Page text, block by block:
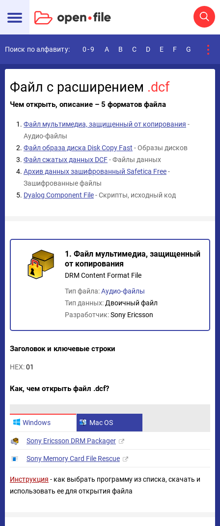
Поиск по алфавиту: 0-9 A B C D E F G
Файл с расширением .dcf
Чем открыть, описание – 5 форматов файла
Файл мультимедиа, защищенный от копирования -
Аудио-файлы
Файл образа диска Disk Copy Fast - Образы дисков
Файл сжатых данных DCF- Файлы данных
Архив данных зашифрованный Safetica Free-
Зашифрованные файлы
Dyalog Component File- Скрипты, исходный код
1. Файл мультимедиа, защищенный
от копирования
DRM Content Format File
Тип файла:Аудио-файлы
Тип данных: Двоичный файл
Разработчик:Sony Ericsson
Заголовок и ключевые строки
HEX:01
Как, чем открыть файл .dcf?
Windows Mac OS
Sony Ericsson DRM Packager
Sony Memory Card File Rescue
Инструкция - как выбрать программу из списка, скачать и
использовать ее для открытия файла